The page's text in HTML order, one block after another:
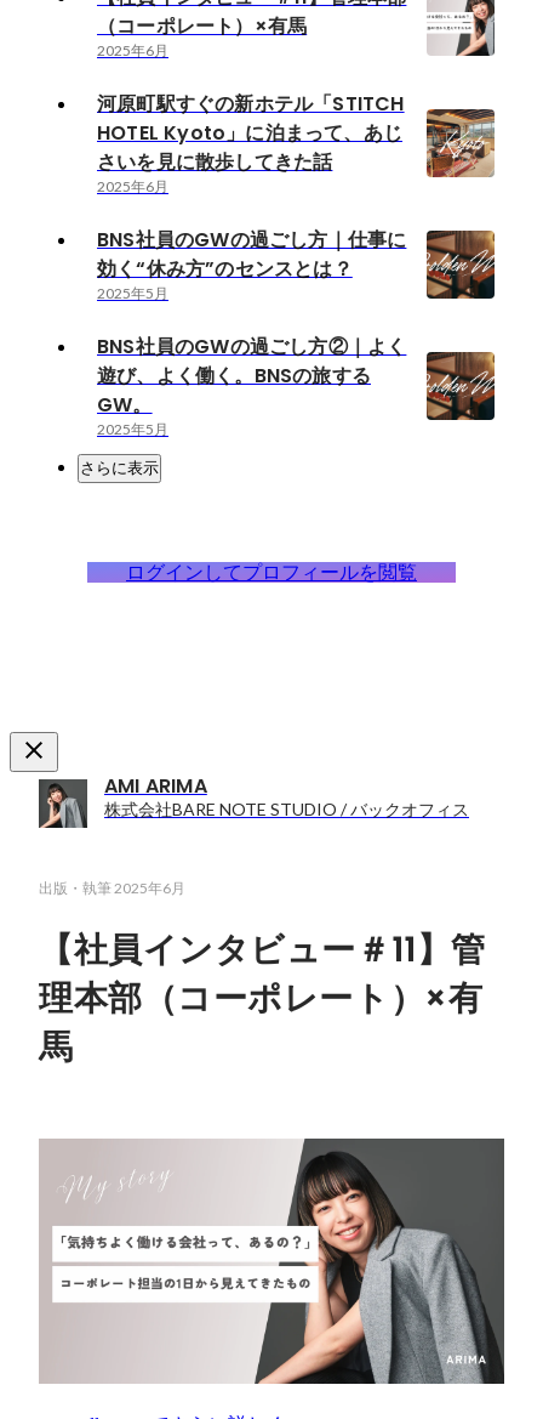
（コーポレート）×有馬
2025年6月
河原町駅すぐの新ホテル「STITCH
HOTEL Kyoto」に泊まって、あじ
さいを見に散歩してきた話
2025年6月
BNS社員のGWの過ごし方｜仕事に
効く“休み方”のセンスとは？
2025年5月
BNS社員のGWの過ごし方②｜よく
遊び、よく働く。BNSの旅する
GW。
2025年5月
さらに表示
ログインしてプロフィールを閲覧
AMI ARIMA
株式会社BARE NOTE STUDIO / バックオフィス
出版・執筆 2025年6月
【社員インタビュー＃11】管
理本部（コーポレート）×有
馬